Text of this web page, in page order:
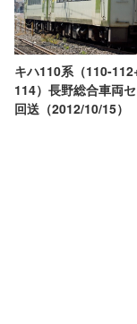
キハ110系（110-
114）長野総合車両
回送（2012/10/15）